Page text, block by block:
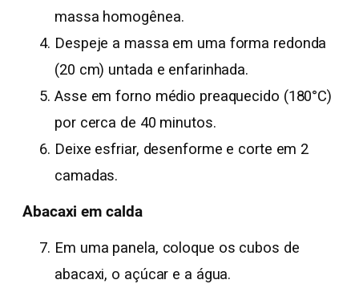
massa homogênea.
Despeje a massa em uma forma redonda
(20 cm) untada e enfarinhada.
Asse em forno médio preaquecido (180°C)
por cerca de 40 minutos.
Deixe esfriar, desenforme e corte em 2
camadas.
Abacaxi em calda
Em uma panela, coloque os cubos de
abacaxi, o açúcar e a água.